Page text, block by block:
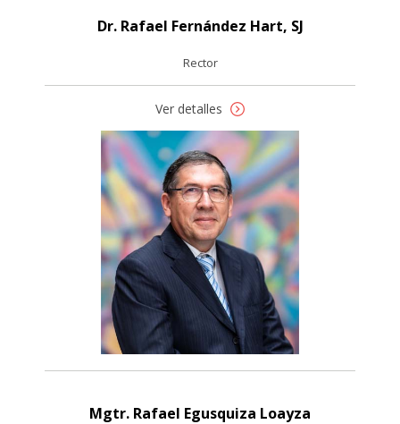
Dr. Rafael Fernández Hart, SJ
Rector
Ver detalles
Mgtr. Rafael Egusquiza Loayza